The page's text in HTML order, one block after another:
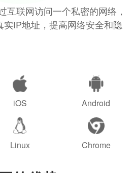
互联网访问一个私密的网络，
IP地址，提高网络安全和隐
iOS Android
Linux Chrome